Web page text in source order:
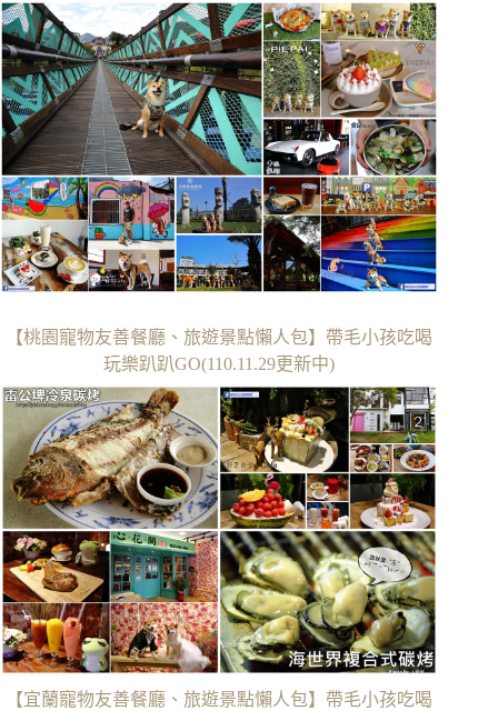
【桃園寵物友善餐廳、旅遊景點懶人包】帶毛小孩吃喝
玩樂趴趴GO(110.11.29更新中)
【宜蘭寵物友善餐廳、旅遊景點懶人包】帶毛小孩吃喝